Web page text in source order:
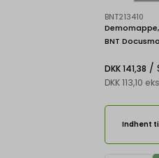
BNT213410
BNT
DKK 141,38 /
DKK 113,10
Indhent